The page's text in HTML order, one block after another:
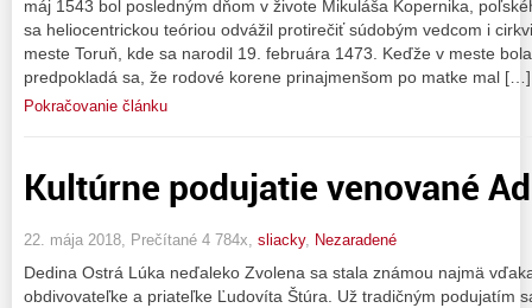
máj 1543 bol posledným dňom v živote Mikuláša Kopernika,
sa heliocentrickou teóriou odvážil protirečiť súdobým vedcom i
meste Toruň, kde sa narodil 19. februára 1473. Keďže v meste
predpokladá sa, že rodové korene prinajmenšom po matke mal […]
Pokračovanie článku
Kultúrne podujatie venované
22. mája 2018, Prečítané 4 784x, sliacky, Nezaradené
Dedina Ostrá Lúka neďaleko Zvolena sa stala známou najmä
obdivovateľke a priateľke Ľudovíta Štúra. Už tradičným podujatím